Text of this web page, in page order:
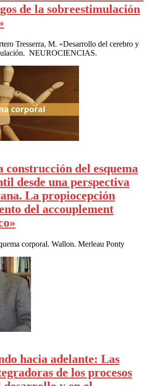
de la sobreestimulación
Tresserra, M. «Desarrollo del cerebro y
NEUROCIENCIAS.
construcción del esquema
desde una perspectiva
La propiocepción
del accouplement
corporal. Wallon. Merleau Ponty
hacia adelante: Las
de los procesos